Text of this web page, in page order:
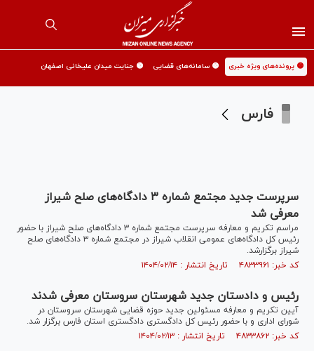
🟡 پرونده‌های ویژه خبری 🟡 سامانه‌های قضایی 🟡 جنایت میدان علیخانی اصفهان
فارس
سرپرست جدید مجتمع شماره ۳ دادگاه‌های صلح شیراز
معرفی شد
مراسم تکریم و معارفه سرپرست مجتمع شماره ۳ دادگاه‌های صلح شیراز با حضور
رئیس کل دادگاه‌های عمومی انقلاب شیراز در مجتمع شماره ۳ دادگاه‌های صلح
شیراز برگزارشد.
کد خبر: ۴۸۳۳۹۶۱ تاریخ انتشار : ۱۴۰۴/۰۲/۱۴
رئیس و دادستان جدید شهرستان سروستان معرفی شدند
آیین تکریم و معارفه مسئولین جدید حوزه قضایی شهرستان سروستان در
شورای اداری و با حضور رئیس کل دادگستری دادگستری استان فارس برگزار شد.
کد خبر: ۴۸۳۳۸۶۲ تاریخ انتشار : ۱۴۰۴/۰۲/۱۳